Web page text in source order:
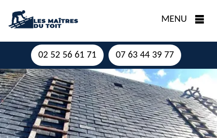
MENU
02 52 56 61 71 07 63 44 39 77